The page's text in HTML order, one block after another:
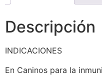
Descripción
INDICACIONES
En Caninos para la